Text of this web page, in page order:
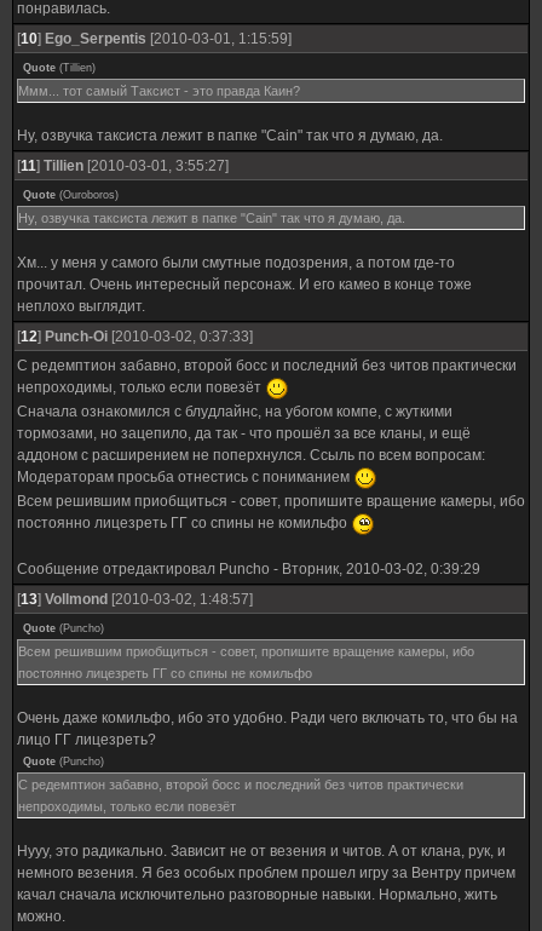
понравилась.
[10] Ego_Serpentis [2010-03-01, 1:15:59]
Quote (Tillien)
Ммм... тот самый Таксист - это правда Каин?
Ну, озвучка таксиста лежит в папке "Cain" так что я думаю, да.
[11] Tillien [2010-03-01, 3:55:27]
Quote (Ouroboros)
Ну, озвучка таксиста лежит в папке "Cain" так что я думаю, да.
Хм... у меня у самого были смутные подозрения, а потом где-то
прочитал. Очень интересный персонаж. И его камео в конце тоже
неплохо выглядит.
[12] Punch-Oi [2010-03-02, 0:37:33]
С редемптион забавно, второй босс и последний без читов практически
непроходимы, только если повезёт
Сначала ознакомился с блудлайнс, на убогом компе, с жуткими
тормозами, но зацепило, да так - что прошёл за все кланы, и ещё
аддоном с расширением не поперхнулся. Ссыль по всем вопросам:
Модераторам просьба отнестись с пониманием
Всем решившим приобщиться - совет, пропишите вращение камеры, ибо
постоянно лицезреть ГГ со спины не комильфо
Сообщение отредактировал Puncho - Вторник, 2010-03-02, 0:39:29
[13] Vollmond [2010-03-02, 1:48:57]
Quote (Puncho)
Всем решившим приобщиться - совет, пропишите вращение камеры, ибо
постоянно лицезреть ГГ со спины не комильфо
Очень даже комильфо, ибо это удобно. Ради чего включать то, что бы на
лицо ГГ лицезреть?
Quote (Puncho)
С редемптион забавно, второй босс и последний без читов практически
непроходимы, только если повезёт
Нууу, это радикально. Зависит не от везения и читов. А от клана, рук, и
немного везения. Я без особых проблем прошел игру за Вентру причем
качал сначала исключительно разговорные навыки. Нормально, жить
можно.